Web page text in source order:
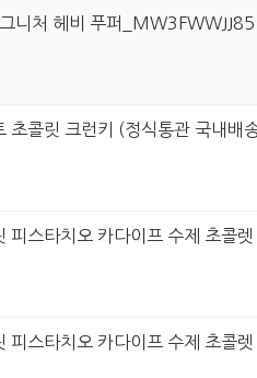
그니처 헤비 푸퍼
초콜릿 크런키 (정식통관 국내
피스타치오 카다이프 수제 초콜
피스타치오 카다이프 수제 초콜